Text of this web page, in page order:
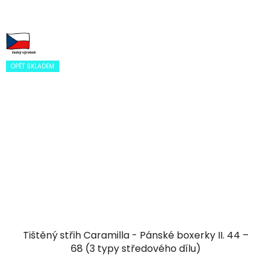
OPĚT SKLADEM
Tištěný střih Caramilla - Pánské boxerky II. 44 –
68 (3 typy středového dílu)